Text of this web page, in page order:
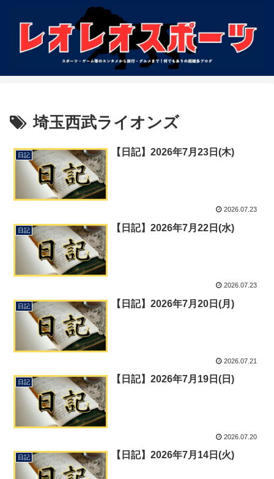
埼玉西武ライオンズ
日記 【日記】2026年7月23日(木)
2026.07.23
日記 【日記】2026年7月22日(水)
2026.07.23
日記 【日記】2026年7月20日(月)
2026.07.21
日記 【日記】2026年7月19日(日)
2026.07.20
日記 【日記】2026年7月14日(火)